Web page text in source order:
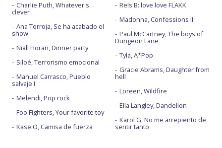
Charlie Puth, Whatever's
clever
Ana Torroja, Se ha acabado el
show
Niall Horan, Dinner party
Siloé, Terrorismo emocional
Manuel Carrasco, Pueblo
salvaje I
Melendi, Pop rock
Foo Fighters, Your favorite toy
Kase.O, Camisa de fuerza
Rels B: love love FLAKK
Madonna, Confessions II
Paul McCartney, The boys of
Dungeon Lane
Tyla, A*Pop
Gracie Abrams, Daughter from
hell
Loreen, Wildfire
Ella Langley, Dandelion
Karol G, No me arrepiento de
sentir tanto